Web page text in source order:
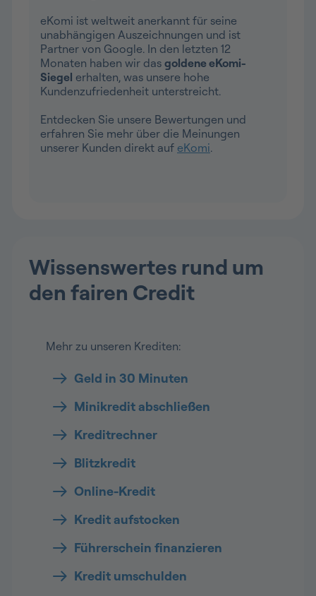
eKomi ist weltweit anerkannt für seine
unabhängigen Auszeichnungen und ist
Partner von Google. In den letzten 12
Monaten haben wir das goldene eKomi-
Siegel erhalten, was unsere hohe
Kundenzufriedenheit unterstreicht.
Entdecken Sie unsere Bewertungen und
erfahren Sie mehr über die Meinungen
unserer Kunden direkt auf eKomi.
Wissenswertes rund um
den fairen Credit
Mehr zu unseren Krediten:
Geld in 30 Minuten
Minikredit abschließen
Kreditrechner
Blitzkredit
Online-Kredit
Kredit aufstocken
Führerschein finanzieren
Kredit umschulden